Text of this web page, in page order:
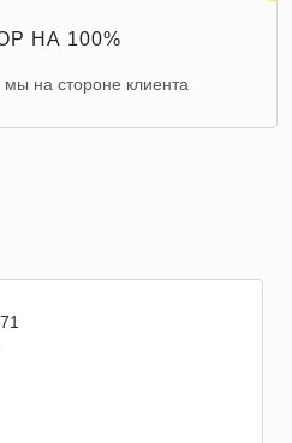
НА 100%
на стороне клиента